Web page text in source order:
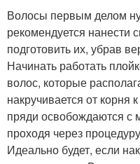
Волосы первым делом
рекомендуется нанести
подготовить их, убрав
Начинать работать
волос, которые
накручивается от корня
пряди освобождаются с
проходя через
Идеально будет, если